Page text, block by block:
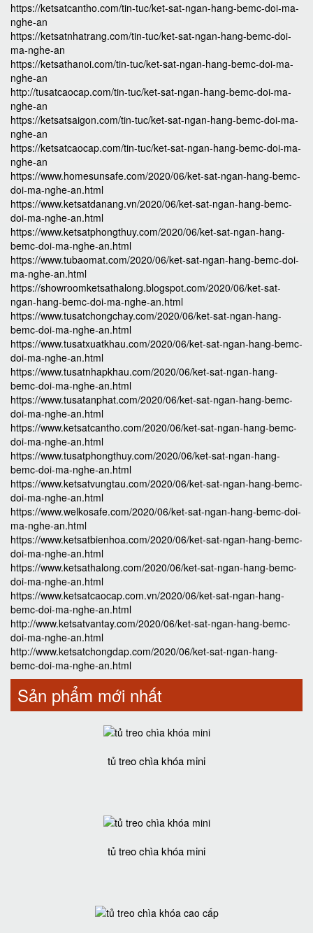
https://ketsatcantho.com/tin-tuc/ket-sat-ngan-hang-bemc-doi-ma-
nghe-an
https://ketsatnhatrang.com/tin-tuc/ket-sat-ngan-hang-bemc-doi-
ma-nghe-an
https://ketsathanoi.com/tin-tuc/ket-sat-ngan-hang-bemc-doi-ma-
nghe-an
http://tusatcaocap.com/tin-tuc/ket-sat-ngan-hang-bemc-doi-ma-
nghe-an
https://ketsatsaigon.com/tin-tuc/ket-sat-ngan-hang-bemc-doi-ma-
nghe-an
https://ketsatcaocap.com/tin-tuc/ket-sat-ngan-hang-bemc-doi-ma-
nghe-an
https://www.homesunsafe.com/2020/06/ket-sat-ngan-hang-bemc-
doi-ma-nghe-an.html
https://www.ketsatdanang.vn/2020/06/ket-sat-ngan-hang-bemc-
doi-ma-nghe-an.html
https://www.ketsatphongthuy.com/2020/06/ket-sat-ngan-hang-
bemc-doi-ma-nghe-an.html
https://www.tubaomat.com/2020/06/ket-sat-ngan-hang-bemc-doi-
ma-nghe-an.html
https://showroomketsathalong.blogspot.com/2020/06/ket-sat-
ngan-hang-bemc-doi-ma-nghe-an.html
https://www.tusatchongchay.com/2020/06/ket-sat-ngan-hang-
bemc-doi-ma-nghe-an.html
https://www.tusatxuatkhau.com/2020/06/ket-sat-ngan-hang-bemc-
doi-ma-nghe-an.html
https://www.tusatnhapkhau.com/2020/06/ket-sat-ngan-hang-
bemc-doi-ma-nghe-an.html
https://www.tusatanphat.com/2020/06/ket-sat-ngan-hang-bemc-
doi-ma-nghe-an.html
https://www.ketsatcantho.com/2020/06/ket-sat-ngan-hang-bemc-
doi-ma-nghe-an.html
https://www.tusatphongthuy.com/2020/06/ket-sat-ngan-hang-
bemc-doi-ma-nghe-an.html
https://www.ketsatvungtau.com/2020/06/ket-sat-ngan-hang-bemc-
doi-ma-nghe-an.html
https://www.welkosafe.com/2020/06/ket-sat-ngan-hang-bemc-doi-
ma-nghe-an.html
https://www.ketsatbienhoa.com/2020/06/ket-sat-ngan-hang-bemc-
doi-ma-nghe-an.html
https://www.ketsathalong.com/2020/06/ket-sat-ngan-hang-bemc-
doi-ma-nghe-an.html
https://www.ketsatcaocap.com.vn/2020/06/ket-sat-ngan-hang-
bemc-doi-ma-nghe-an.html
http://www.ketsatvantay.com/2020/06/ket-sat-ngan-hang-bemc-
doi-ma-nghe-an.html
http://www.ketsatchongdap.com/2020/06/ket-sat-ngan-hang-
bemc-doi-ma-nghe-an.html
Sản phẩm mới nhất
tủ treo chìa khóa mini
tủ treo chìa khóa mini